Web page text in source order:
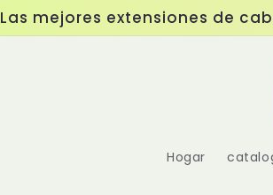
Las mejores extensiones de
Hogar